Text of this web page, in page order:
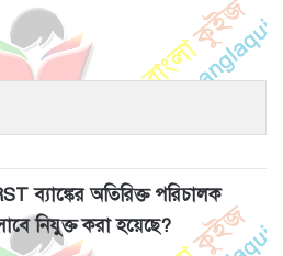
ব্যাঙ্কের অতিরিক্ত পরিচালক
নিযুক্ত করা হয়েছে?